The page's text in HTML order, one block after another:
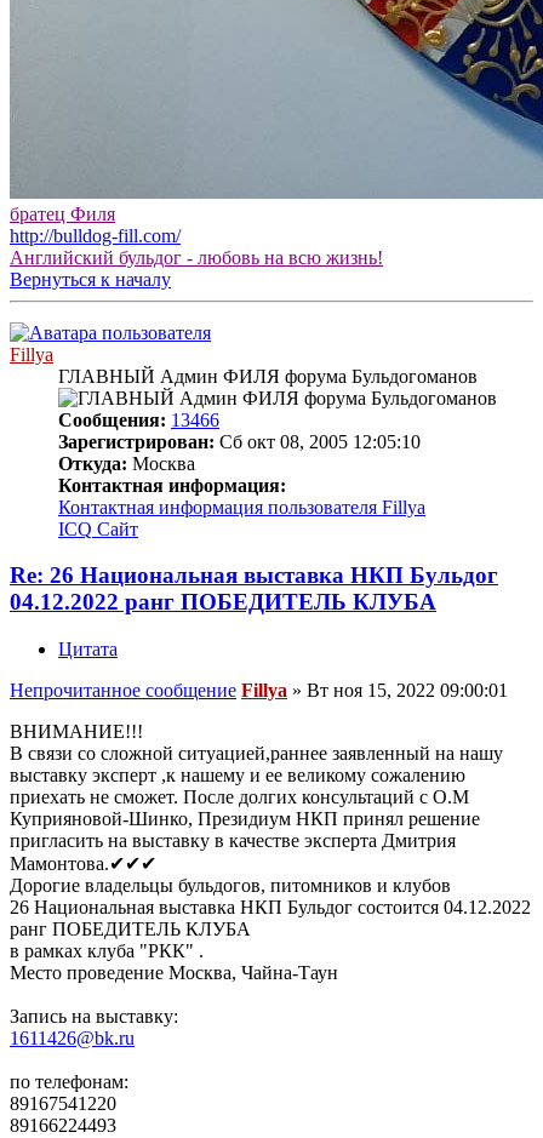
братец Филя
http://bulldog-fill.com/
Английский бульдог - любовь на всю жизнь!
Вернуться к началу
Fillya
ГЛАВНЫЙ Админ ФИЛЯ форума Бульдогоманов
Сообщения: 13466
Зарегистрирован: Сб окт 08, 2005 12:05:10
Откуда: Москва
Контактная информация:
Контактная информация пользователя Fillya
ICQ Сайт
Re: 26 Национальная выставка НКП Бульдог
04.12.2022 ранг ПОБЕДИТЕЛЬ КЛУБА
Цитата
Непрочитанное сообщение Fillya » Вт ноя 15, 2022 09:00:01
ВНИМАНИЕ!!!
В связи со сложной ситуацией,раннее заявленный на нашу
выставку эксперт ,к нашему и ее великому сожалению
приехать не сможет. После долгих консультаций с О.М
Куприяновой-Шинко, Президиум НКП принял решение
пригласить на выставку в качестве эксперта Дмитрия
Мамонтова.✔✔✔
Дорогие владельцы бульдогов, питомников и клубов
26 Национальная выставка НКП Бульдог состоится 04.12.2022
ранг ПОБЕДИТЕЛЬ КЛУБА
в рамках клуба "РКК" .
Место проведение Москва, Чайна-Таун
Запись на выставку:
1611426@bk.ru
по телефонам:
89167541220
89166224493